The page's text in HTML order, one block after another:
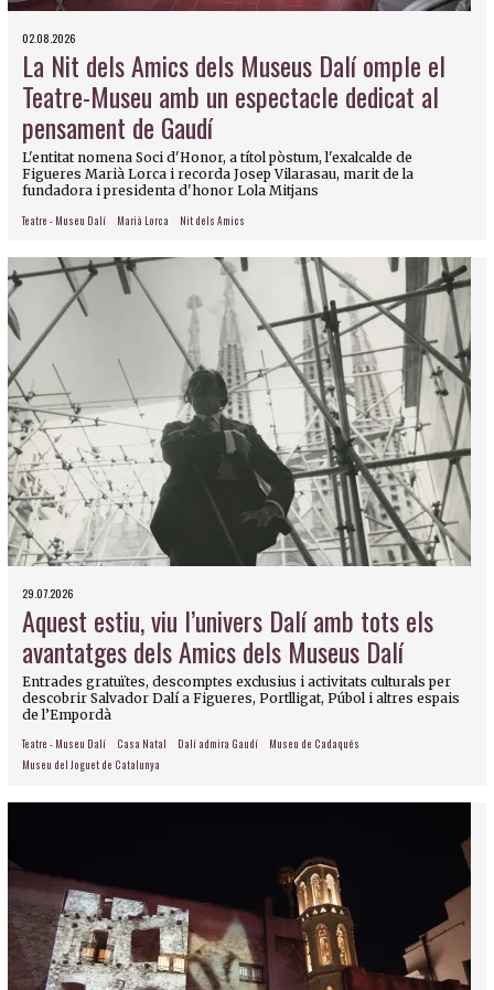
02.08.2026
La Nit dels Amics dels Museus Dalí omple el
Teatre-Museu amb un espectacle dedicat al
pensament de Gaudí
L'entitat nomena Soci d'Honor, a títol pòstum, l'exalcalde de
Figueres Marià Lorca i recorda Josep Vilarasau, marit de la
fundadora i presidenta d'honor Lola Mitjans
Teatre - Museu Dalí Marià Lorca Nit dels Amics
29.07.2026
Aquest estiu, viu l’univers Dalí amb tots els
avantatges dels Amics dels Museus Dalí
Entrades gratuïtes, descomptes exclusius i activitats culturals per
descobrir Salvador Dalí a Figueres, Portlligat, Púbol i altres espais
de l’Empordà
Teatre - Museu Dalí Casa Natal Dalí admira Gaudí
Museu de Cadaqués
Museu del Joguet de Catalunya